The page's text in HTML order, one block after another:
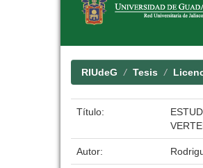
RIUdeG Tesis
Título:
Autor: